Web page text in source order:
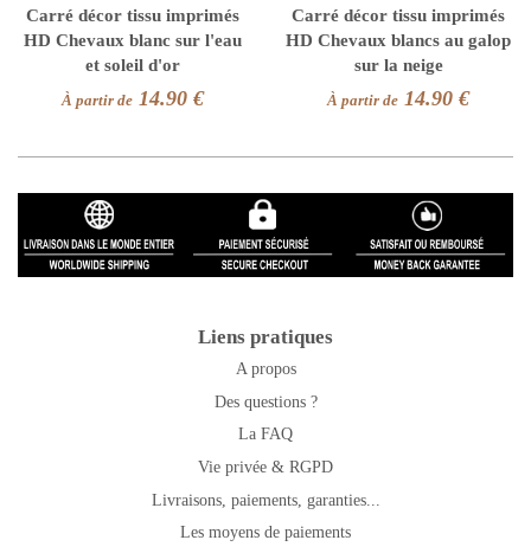
Carré décor tissu imprimés
HD Chevaux blanc sur l'eau
et soleil d'or
À partir de 14.90 €
Carré décor tissu imprimés
HD Chevaux blancs au galop
sur la neige
À partir de 14.90 €
Liens pratiques
A propos
Des questions ?
La FAQ
Vie privée & RGPD
Livraisons, paiements, garanties...
Les moyens de paiements